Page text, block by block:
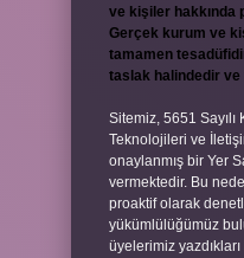
ve kişiler hakkında
Gerçek kurum ve
tamamen
taslak halindedir ve
Sitemiz, 5651
Teknolojileri ve
onaylanmış bir Yer
vermektedir. Bu
proaktif olarak
yükümlülüğümüz
üyelerimiz